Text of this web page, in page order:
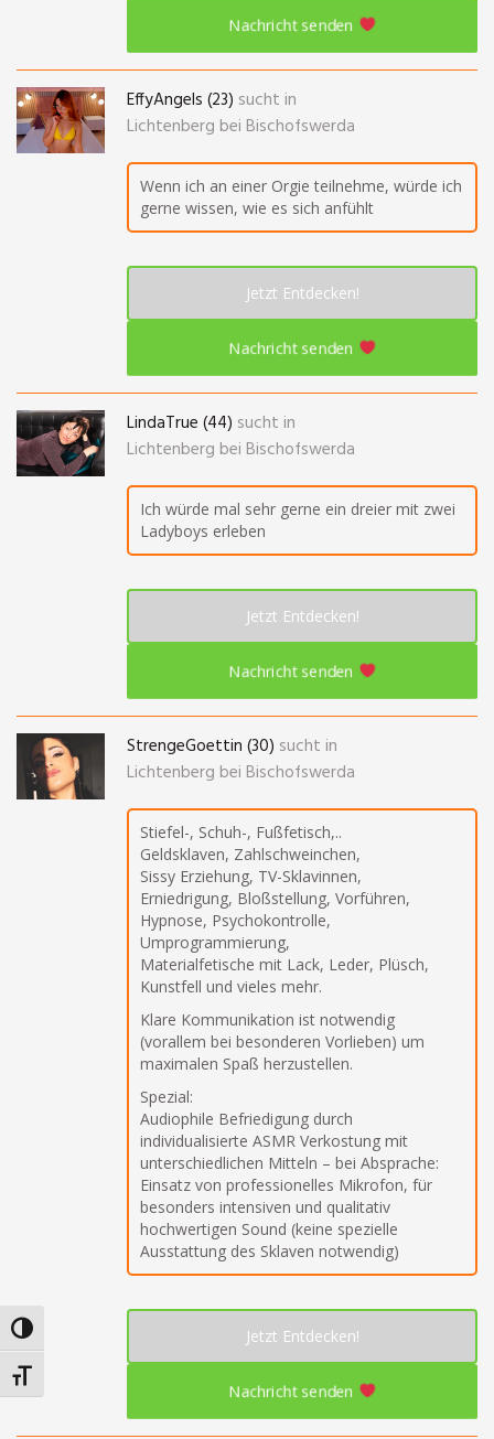
Umschalten auf hohe Kontraste
Schrift vergrößern
Nachricht senden
EffyAngels (23) sucht in
Lichtenberg bei Bischofswerda
Wenn ich an einer Orgie teilnehme, würde ich
gerne wissen, wie es sich anfühlt
Jetzt Entdecken!
Nachricht senden
LindaTrue (44) sucht in
Lichtenberg bei Bischofswerda
Ich würde mal sehr gerne ein dreier mit zwei
Ladyboys erleben
Jetzt Entdecken!
Nachricht senden
StrengeGoettin (30) sucht in
Lichtenberg bei Bischofswerda
Stiefel-, Schuh-, Fußfetisch,..
Geldsklaven, Zahlschweinchen,
Sissy Erziehung, TV-Sklavinnen,
Erniedrigung, Bloßstellung, Vorführen,
Hypnose, Psychokontrolle,
Umprogrammierung,
Materialfetische mit Lack, Leder, Plüsch,
Kunstfell und vieles mehr.
Klare Kommunikation ist notwendig
(vorallem bei besonderen Vorlieben) um
maximalen Spaß herzustellen.
Spezial:
Audiophile Befriedigung durch
individualisierte ASMR Verkostung mit
unterschiedlichen Mitteln – bei Absprache:
Einsatz von professionelles Mikrofon, für
besonders intensiven und qualitativ
hochwertigen Sound (keine spezielle
Ausstattung des Sklaven notwendig)
Jetzt Entdecken!
Nachricht senden